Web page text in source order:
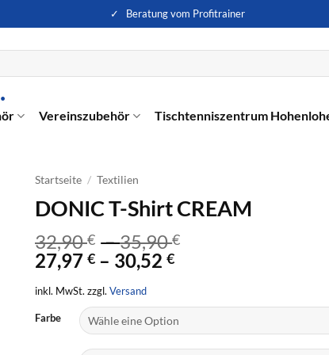
✓ Beratung vom Profitrainer
Vereinszubehör Tischtenniszentrum
Startseite / Textilien
DONIC T-Shirt CREAM
32,90€ –35,90€
27,97 € – 30,52 €
inkl. MwSt. zzgl. Versand
Farbe